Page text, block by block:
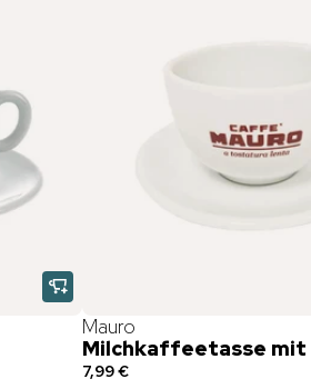
Mauro
Milchkaffeetasse
7,99 €